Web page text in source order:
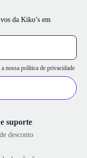
suporte
desconto
da Kiko’s em
nossa política de privacidade